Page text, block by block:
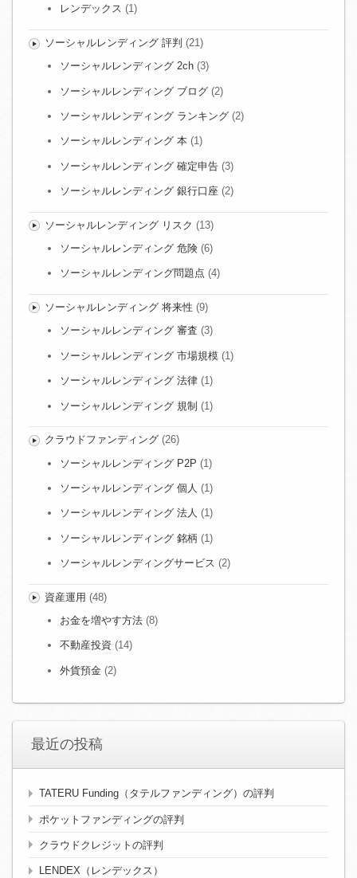
レンデックス (1)
ソーシャルレンディング 評判 (21)
ソーシャルレンディング 2ch (3)
ソーシャルレンディング ブログ (2)
ソーシャルレンディング ランキング (2)
ソーシャルレンディング 本 (1)
ソーシャルレンディング 確定申告 (3)
ソーシャルレンディング 銀行口座 (2)
ソーシャルレンディング リスク (13)
ソーシャルレンディング 危険 (6)
ソーシャルレンディング問題点 (4)
ソーシャルレンディング 将来性 (9)
ソーシャルレンディング 審査 (3)
ソーシャルレンディング 市場規模 (1)
ソーシャルレンディング 法律 (1)
ソーシャルレンディング 規制 (1)
クラウドファンディング(26)
ソーシャルレンディング P2P (1)
ソーシャルレンディング 個人 (1)
ソーシャルレンディング 法人 (1)
ソーシャルレンディング 銘柄 (1)
ソーシャルレンディングサービス (2)
資産運用 (48)
お金を増やす方法 (8)
不動産投資 (14)
外貨預金 (2)
最近の投稿
TATERU Funding（タテルファンディング）の評判
ポケットファンディングの評判
クラウドクレジットの評判
LENDEX（レンデックス）